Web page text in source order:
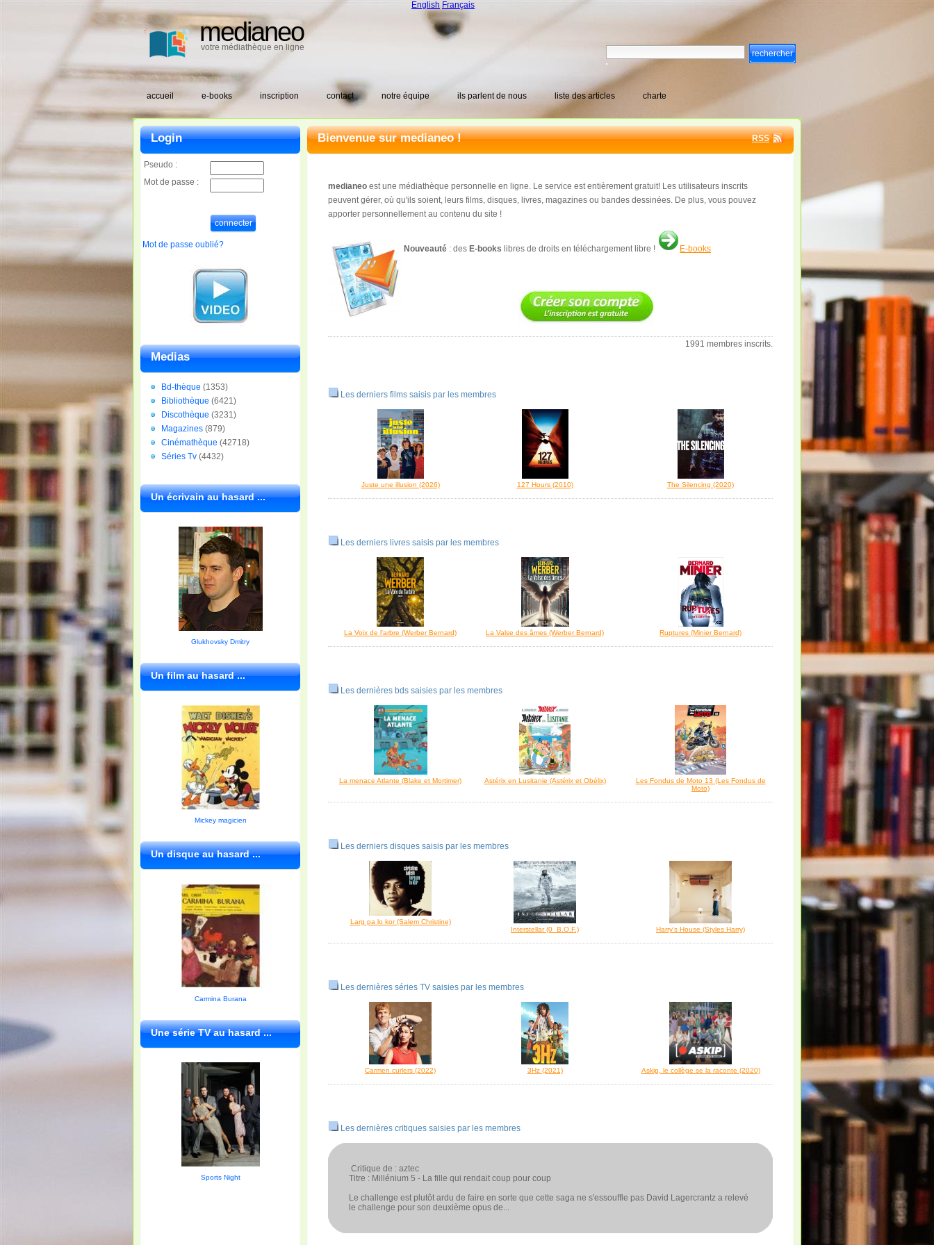
medianeo
votre médiathèque en ligne
English Français
accueil e-books inscription contact notre équipe ils parlent de nous liste des articles charte
Bienvenue sur medianeo ! RSS
medianeo est une médiathèque personnelle en ligne. Le service est entièrement gratuit! Les utilisateurs inscrits
peuvent gérer, où qu'ils soient, leurs films, disques, livres, magazines ou bandes dessinées. De plus, vous pouvez
apporter personnellement au contenu du site !
Nouveauté : des E-books libres de droits en téléchargement libre ! E-books
1991 membres inscrits.
Les derniers films saisis par les membres
Juste une illusion (2026) 127 Hours (2010) The Silencing (2020)
Les derniers livres saisis par les membres
La Voix de l'arbre (Werber Bernard) La Valse des âmes (Werber Bernard) Ruptures (Minier Bernard)
Les dernières bds saisies par les membres
La menace Atlante (Blake et Mortimer) Astérix en Lusitanie (Astérix et Obélix)
Les Fondus de Moto 13 (Les Fondus de
Moto)
Les derniers disques saisis par les membres
Larg pa lo kor (Salem Christine)
Interstellar (0_B.O.F.)
Harry's House (Styles Harry)
Les dernières séries TV saisies par les membres
Carmen curlers (2022) 3Hz (2021) Askip, le collège se la raconte (2020)
Les dernières critiques saisies par les membres
Critique de : aztec
Titre : Millénium 5 - La fille qui rendait coup pour coup
Le challenge est plutôt ardu de faire en sorte que cette saga ne s'essouffle pas David Lagercrantz a relevé
le challenge pour son deuxième opus de...
Login
Pseudo :
Mot de passe :
Mot de passe oublié?
Medias
Bd-thèque (1353)
Bibliothèque (6421)
Discothèque (3231)
Magazines (879)
Cinémathèque (42718)
Séries Tv (4432)
Un écrivain au hasard ...
Glukhovsky Dmitry
Un film au hasard ...
Mickey magicien
Un disque au hasard ...
Carmina Burana
Une série TV au hasard ...
Sports Night